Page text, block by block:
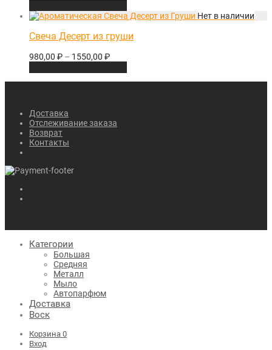
Свеча Десерт из груши
980,00 ₽ – 1550,00 ₽
Доставка
Отслеживание заказа
Возврат
Контакты
Категории
Большая
Средняя
Металл
Мыло
Автопарфюм
Доставка
Воск
Корзина 0
Вход